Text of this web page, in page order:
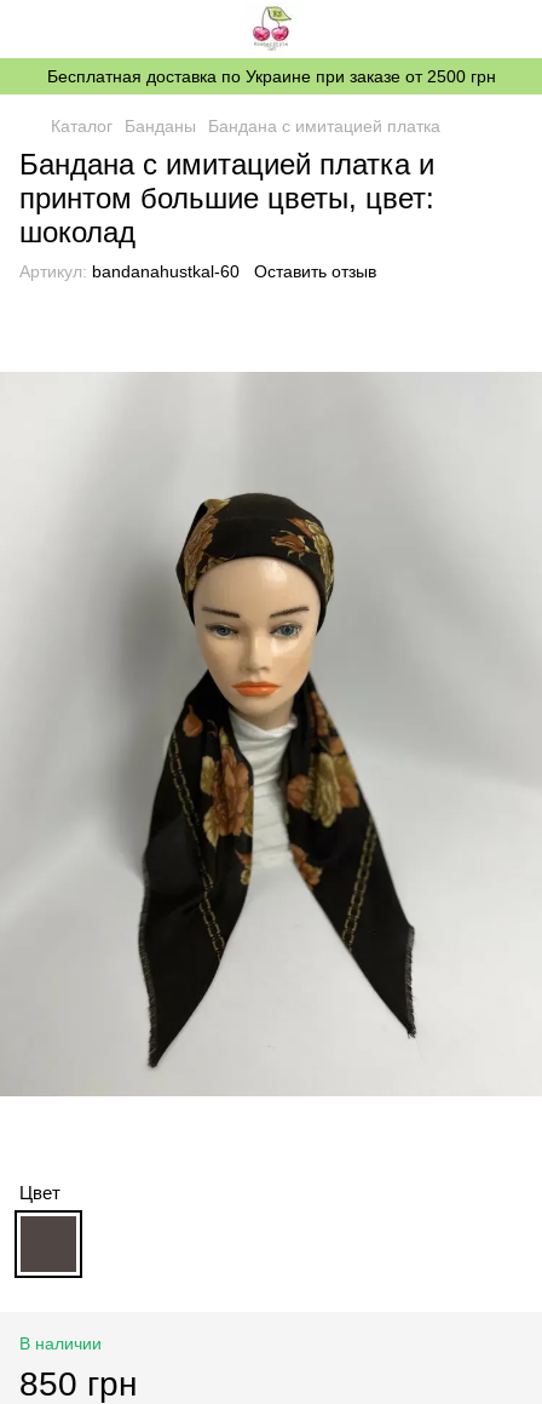
Бесплатная доставка по Украине при заказе от 2500 грн
Каталог Банданы Бандана с имитацией платка
Бандана с имитацией платка и
принтом большие цветы, цвет:
шоколад
Артикул: bandanahustkal-60 Оставить отзыв
Цвет
В наличии
850 грн